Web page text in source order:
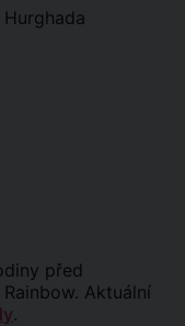
Hurghada
před
Aktuální
.